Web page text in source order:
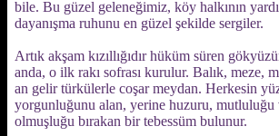
bile. Bu güzel geleneğimiz, köy halkının
dayanışma ruhunu en güzel şekilde sergiler.
Artık akşam kızıllığıdır hüküm süren
anda, o ilk rakı sofrası kurulur. Balık, meze,
an gelir türkülerle coşar meydan. Herkesin
yorgunluğunu alan, yerine huzuru, mutluluğu
olmuşluğu bırakan bir tebessüm bulunur.